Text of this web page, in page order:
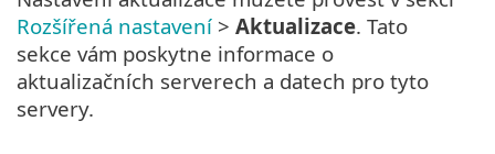
Rozšířená nastavení > Aktualizace. Tato
sekce vám poskytne informace o
aktualizačních serverech a datech pro tyto
servery.